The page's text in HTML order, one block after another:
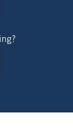
många
ta båten
Nassa med